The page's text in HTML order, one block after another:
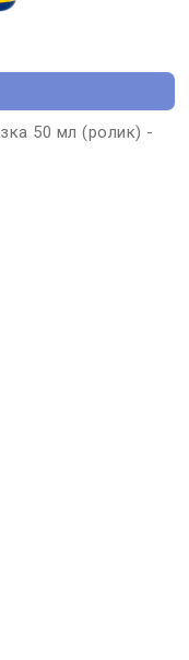
50 мл (ролик) -